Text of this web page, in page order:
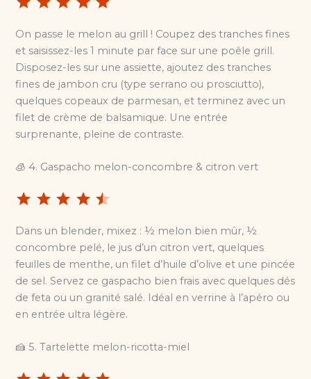
On passe le melon au grill ! Coupez des tranches fines
et saisissez-les 1 minute par face sur une poêle grill.
Disposez-les sur une assiette, ajoutez des tranches
fines de jambon cru (type serrano ou prosciutto),
quelques copeaux de parmesan, et terminez avec un
filet de crème de balsamique. Une entrée
surprenante, pleine de contraste.
🧊 4. Gaspacho melon-concombre & citron vert
⭐ ⭐
Dans un blender, mixez : ½ melon bien mûr, ½
concombre pelé, le jus d’un citron vert, quelques
feuilles de menthe, un filet d’huile d’olive et une pincée
de sel. Servez ce gaspacho bien frais avec quelques dés
de feta ou un granité salé. Idéal en verrine à l’apéro ou
en entrée ultra légère.
🍰 5. Tartelette melon-ricotta-miel
⭐ ⭐